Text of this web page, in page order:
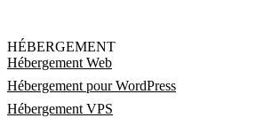
HÉBERGEMENT
Hébergement Web
Hébergement pour WordPress
Hébergement VPS